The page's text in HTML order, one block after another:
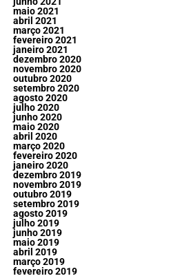
maio 2021
abril 2021
março 2021
fevereiro 2021
janeiro 2021
dezembro 2020
novembro 2020
outubro 2020
setembro 2020
agosto 2020
julho 2020
junho 2020
maio 2020
abril 2020
março 2020
fevereiro 2020
janeiro 2020
dezembro 2019
novembro 2019
outubro 2019
setembro 2019
agosto 2019
julho 2019
junho 2019
maio 2019
abril 2019
março 2019
fevereiro 2019